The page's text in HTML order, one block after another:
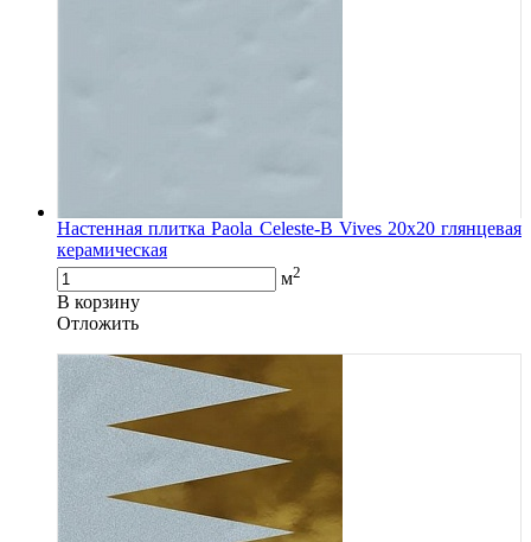
Настенная плитка Paola Celeste-B Vives 20x20 глянцевая
керамическая
м2
В корзину
Oтложить